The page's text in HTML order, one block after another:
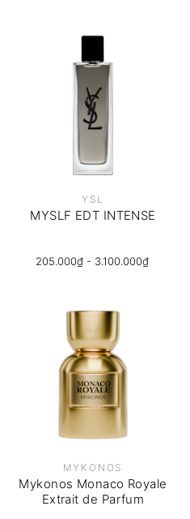
YSL
MYSLF EDT INTENSE
205.000₫ - 3.100.000₫
MYKONOS
Mykonos Monaco Royale
Extrait de Parfum